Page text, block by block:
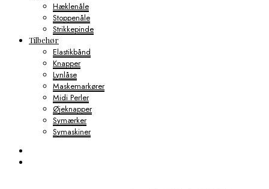
Hæklenåle
Stoppenåle
Strikkepinde
Tilbehør
Elastikbånd
Knapper
Lynlåse
Maskemarkører
Midi Perler
Øjeknapper
Symærker
Symaskiner